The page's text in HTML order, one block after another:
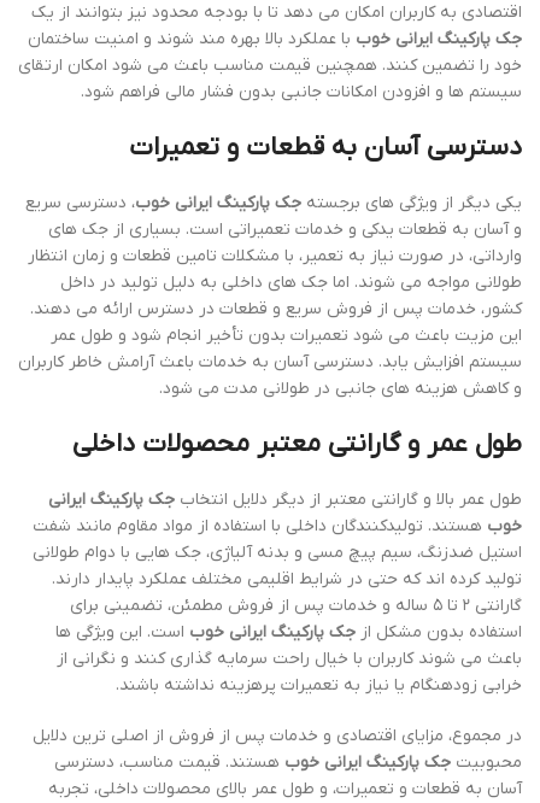
اقتصادی به کاربران امکان می دهد تا با بودجه محدود نیز بتوانند از یک
جک پارکینگ ایرانی خوب با عملکرد بالا بهره مند شوند و امنیت ساختمان
خود را تضمین کنند. همچنین قیمت مناسب باعث می شود امکان ارتقای
سیستم ها و افزودن امکانات جانبی بدون فشار مالی فراهم شود.
دسترسی آسان به قطعات و تعمیرات
یکی دیگر از ویژگی های برجسته جک پارکینگ ایرانی خوب، دسترسی سریع
و آسان به قطعات یدکی و خدمات تعمیراتی است. بسیاری از جک های
وارداتی، در صورت نیاز به تعمیر، با مشکلات تامین قطعات و زمان انتظار
طولانی مواجه می شوند. اما جک های داخلی به دلیل تولید در داخل
کشور، خدمات پس از فروش سریع و قطعات در دسترس ارائه می دهند.
این مزیت باعث می شود تعمیرات بدون تأخیر انجام شود و طول عمر
سیستم افزایش یابد. دسترسی آسان به خدمات باعث آرامش خاطر کاربران
و کاهش هزینه های جانبی در طولانی مدت می شود.
طول عمر و گارانتی معتبر محصولات داخلی
طول عمر بالا و گارانتی معتبر از دیگر دلایل انتخاب جک پارکینگ ایرانی
خوب هستند. تولیدکنندگان داخلی با استفاده از مواد مقاوم مانند شفت
استیل ضدزنگ، سیم پیچ مسی و بدنه آلیاژی، جک هایی با دوام طولانی
تولید کرده اند که حتی در شرایط اقلیمی مختلف عملکرد پایدار دارند.
گارانتی ۲ تا ۵ ساله و خدمات پس از فروش مطمئن، تضمینی برای
استفاده بدون مشکل از جک پارکینگ ایرانی خوب است. این ویژگی ها
باعث می شوند کاربران با خیال راحت سرمایه گذاری کنند و نگرانی از
خرابی زودهنگام یا نیاز به تعمیرات پرهزینه نداشته باشند.
در مجموع، مزایای اقتصادی و خدمات پس از فروش از اصلی ترین دلایل
محبوبیت جک پارکینگ ایرانی خوب هستند. قیمت مناسب، دسترسی
آسان به قطعات و تعمیرات، و طول عمر بالای محصولات داخلی، تجربه